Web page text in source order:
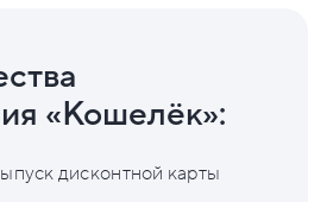
«Кошелёк»:
дисконтной карты